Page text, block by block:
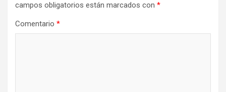
campos obligatorios están marcados con *
Comentario *